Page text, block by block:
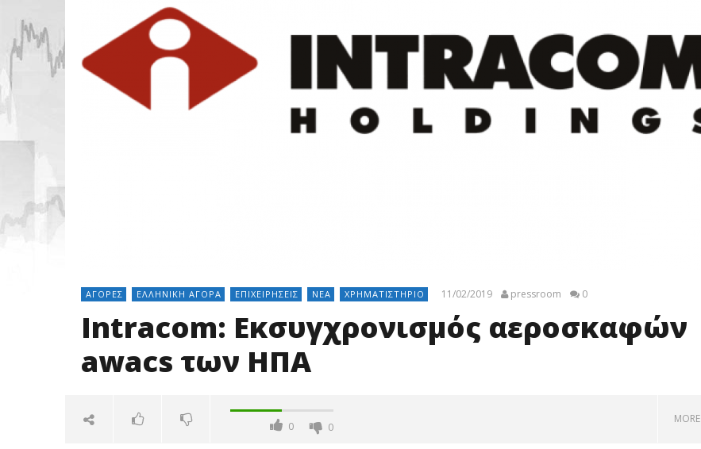
ΑΓΟΡΈΣ ΕΛΛΗΝΙΚΉ ΑΓΟΡΆ ΕΠΙΧΕΙΡΉΣΕΙΣ ΝΈΑ ΧΡΗΜΑΤΙΣΤΉΡΙΟ 11/02/2019 pressroom 0
Intracom: Eκσυγχρονισμός αεροσκαφών
awacs των HΠΑ
0 0
MORE